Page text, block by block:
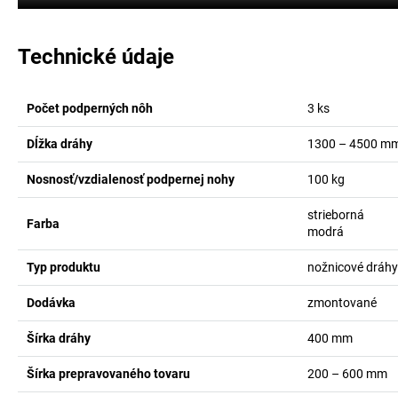
Technické údaje
Počet podperných nôh 3 ks
Dĺžka dráhy 1300 – 4500
Nosnosť/vzdialenosť podpernej nohy 100 kg
Farba
strieborná
modrá
Typ produktu nožnicové dráhy
Dodávka zmontované
Šírka dráhy 400 mm
Šírka prepravovaného tovaru 200 – 600 mm